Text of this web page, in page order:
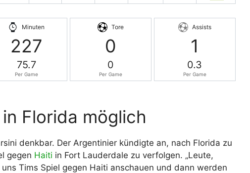
Minuten
227
75.7
Per Game
Tore
0
0
Per Game
Assists
1
0.3
Per Game
Florida möglich
denkbar. Der Argentinier kündigte an, nach Florida zu
gegen Haiti in Fort Lauderdale zu verfolgen. „Leute,
Tims Spiel gegen Haiti anschauen und dann werden